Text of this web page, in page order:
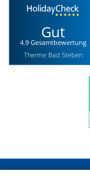
Gut
4.9 Gesamtbewertung
Therme Bad Steben